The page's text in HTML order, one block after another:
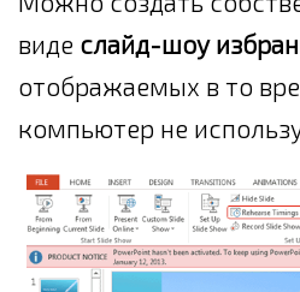
виде слайд-шоу
отображаемых в то
компьютер не